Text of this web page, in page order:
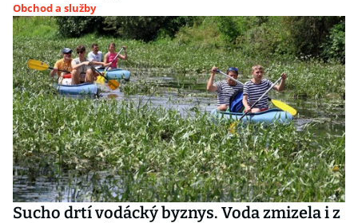
Obchod a služby
Sucho drtí vodácký byznys. Voda zmizela i z